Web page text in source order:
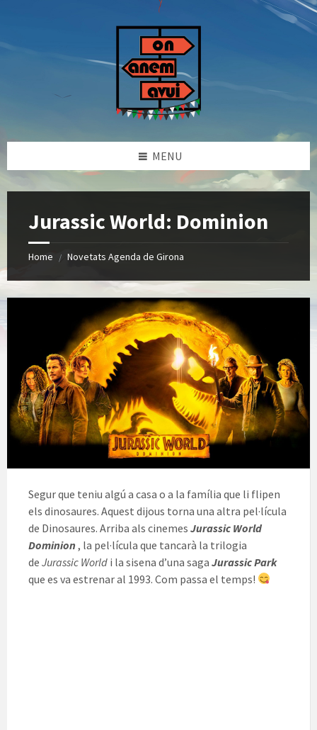
sidebar
MENU
Jurassic World: Dominion
Home / Novetats Agenda de Girona
Segur que teniu algú a casa o a la família que li flipen
els dinosaures. Aquest dijous torna una altra pel·lícula
de Dinosaures. Arriba als cinemes Jurassic World
Dominion , la pel·lícula que tancarà la trilogia
de Jurassic World i la sisena d’una saga Jurassic Park
que es va estrenar al 1993. Com passa el temps!